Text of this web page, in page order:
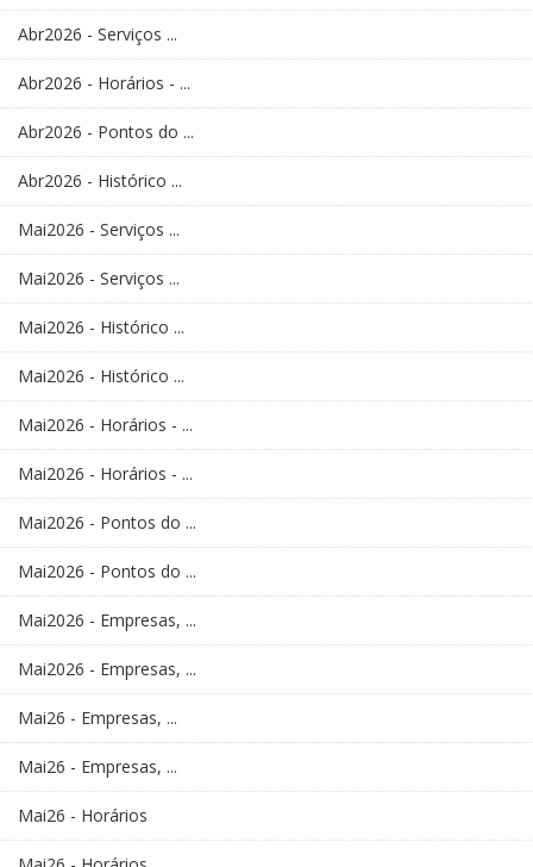
Abr2026 - Serviços ...
Abr2026 - Horários - ...
Abr2026 - Pontos do ...
Abr2026 - Histórico ...
Mai2026 - Serviços ...
Mai2026 - Serviços ...
Mai2026 - Histórico ...
Mai2026 - Histórico ...
Mai2026 - Horários - ...
Mai2026 - Horários - ...
Mai2026 - Pontos do ...
Mai2026 - Pontos do ...
Mai2026 - Empresas, ...
Mai2026 - Empresas, ...
Mai26 - Empresas, ...
Mai26 - Empresas, ...
Mai26 - Horários